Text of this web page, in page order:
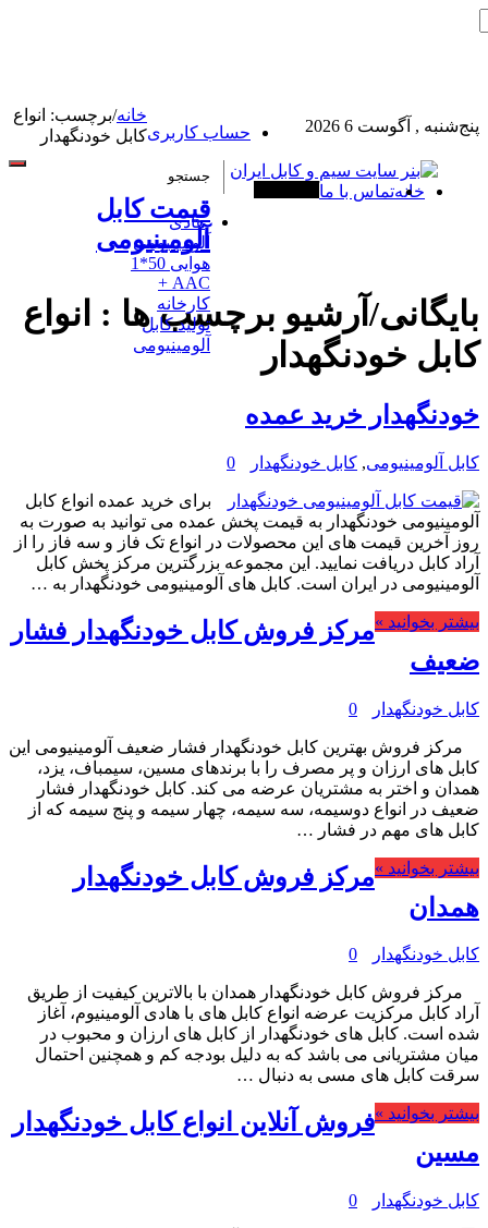
پنج‌شنبه , آگوست 6 2026 حساب کاربری
خانهتماس با ما
هادی
آلومینیومی
هوایی 50*1
AAC +
کارخانه
تولید کابل
آلومینیومی
خانه/برچسب: انواع
کابل خودنگهدار
بایگانی/آرشیو برچسب ها : انواع
کابل خودنگهدار
قیمت کابل
آلومینیومی
خودنگهدار خرید عمده
کابل آلومینیومی, کابل خودنگهدار 0
برای خرید عمده انواع کابل
آلومینیومی خودنگهدار به قیمت پخش عمده می توانید به صورت به
روز آخرین قیمت های این محصولات در انواع تک فاز و سه فاز را از
آراد کابل دریافت نمایید. این مجموعه بزرگترین مرکز پخش کابل
آلومینیومی در ایران است. کابل های آلومینیومی خودنگهدار به …
بیشتر بخوانید »مرکز فروش کابل خودنگهدار فشار
ضعیف
کابل خودنگهدار 0
مرکز فروش بهترین کابل خودنگهدار فشار ضعیف آلومینیومی این
کابل های ارزان و پر مصرف را با برندهای مسین، سیمباف، یزد،
همدان و اختر به مشتریان عرضه می کند. کابل خودنگهدار فشار
ضعیف در انواع دوسیمه، سه سیمه، چهار سیمه و پنج سیمه که از
کابل های مهم در فشار …
بیشتر بخوانید »مرکز فروش کابل خودنگهدار
همدان
کابل خودنگهدار 0
مرکز فروش کابل خودنگهدار همدان با بالاترین کیفیت از طریق
آراد کابل مرکزیت عرضه انواع کابل های با هادی آلومینیوم، آغاز
شده است. کابل های خودنگهدار از کابل های ارزان و محبوب در
میان مشتریانی می باشد که به دلیل بودجه کم و همچنین احتمال
سرقت کابل های مسی به دنبال …
بیشتر بخوانید »فروش آنلاین انواع کابل خودنگهدار
مسین
کابل خودنگهدار 0